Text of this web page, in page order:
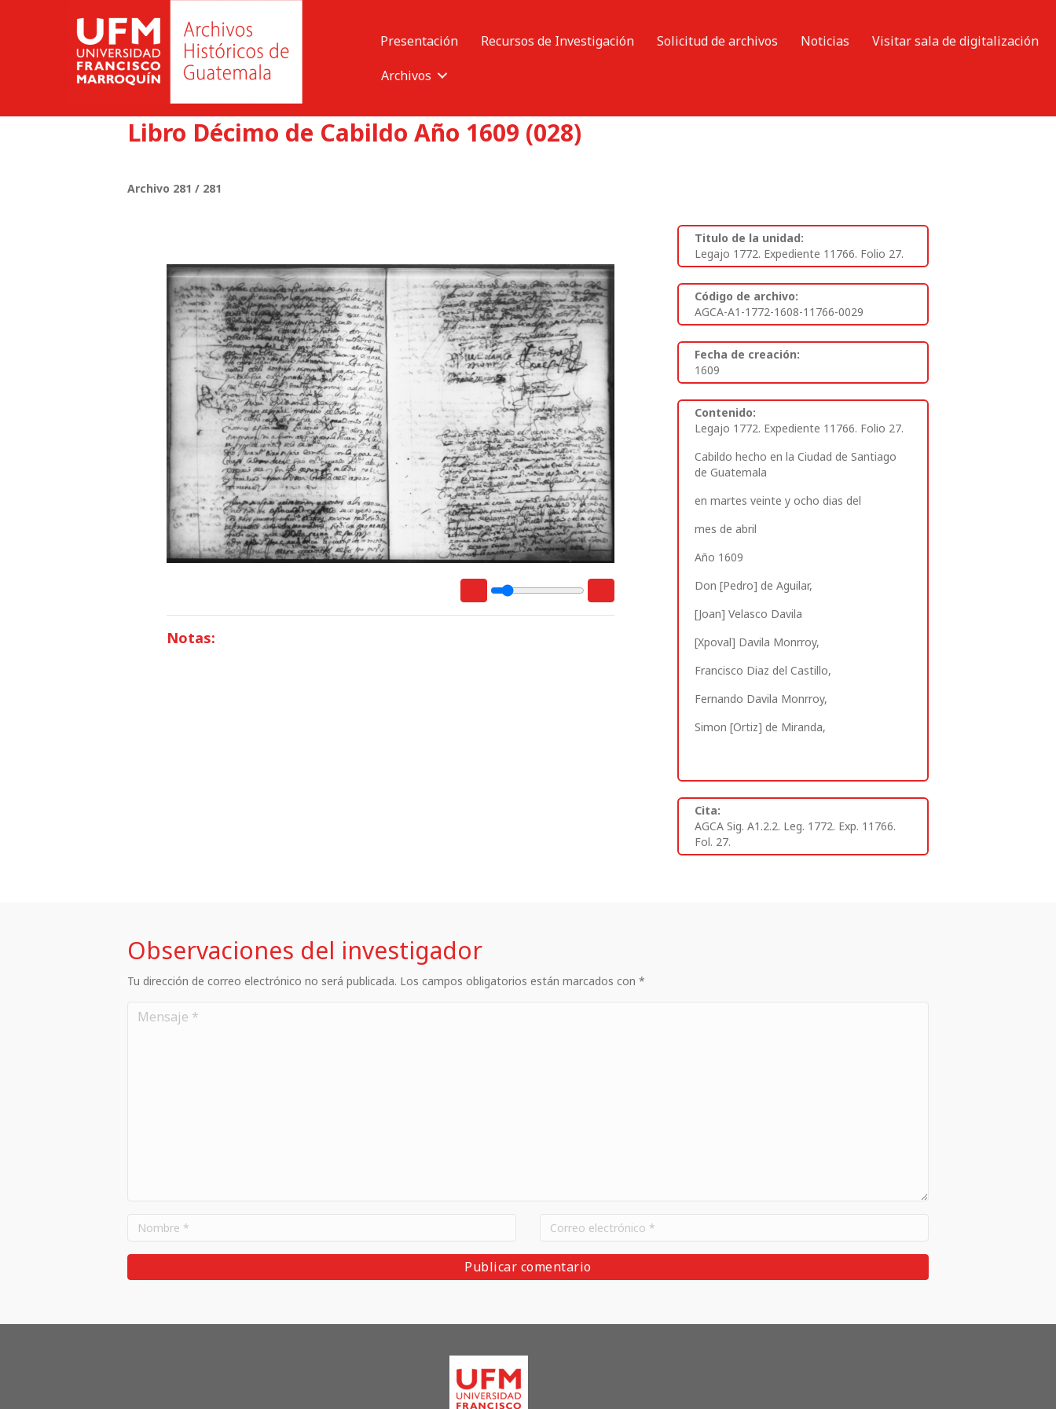
Presentación Recursos de Investigación Solicitud de archivos Noticias
Visitar sala de digitalización
Archivos
Libro Décimo de Cabildo Año 1609 (028)
Archivo 281 / 281
Notas:
Titulo de la unidad:
Legajo 1772. Expediente 11766. Folio 27.
Código de archivo:
AGCA-A1-1772-1608-11766-0029
Fecha de creación:
1609
Contenido:
Legajo 1772. Expediente 11766. Folio 27.
Cabildo hecho en la Ciudad de Santiago
de Guatemala
en martes veinte y ocho dias del
mes de abril
Año 1609
Don [Pedro] de Aguilar,
[Joan] Velasco Davila
[Xpoval] Davila Monrroy,
Francisco Diaz del Castillo,
Fernando Davila Monrroy,
Simon [Ortiz] de Miranda,
Cita:
AGCA Sig. A1.2.2. Leg. 1772. Exp. 11766.
Fol. 27.
Observaciones del investigador
Tu dirección de correo electrónico no será publicada. Los campos obligatorios están marcados con *